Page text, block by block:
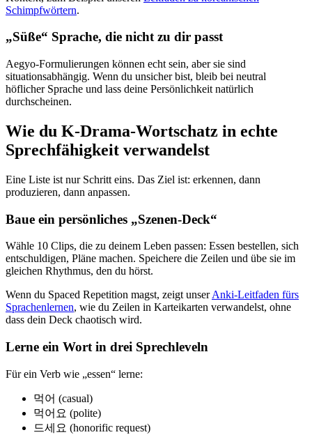
Schimpfwörtern.
„Süße“ Sprache, die nicht zu dir passt
Aegyo-Formulierungen können echt sein, aber sie sind
situationsabhängig. Wenn du unsicher bist, bleib bei neutral
höflicher Sprache und lass deine Persönlichkeit natürlich
durchscheinen.
Wie du K-Drama-Wortschatz in echte
Sprechfähigkeit verwandelst
Eine Liste ist nur Schritt eins. Das Ziel ist: erkennen, dann
produzieren, dann anpassen.
Baue ein persönliches „Szenen-Deck“
Wähle 10 Clips, die zu deinem Leben passen: Essen bestellen, sich
entschuldigen, Pläne machen. Speichere die Zeilen und übe sie im
gleichen Rhythmus, den du hörst.
Wenn du Spaced Repetition magst, zeigt unserAnki-Leitfaden fürs
Sprachenlernen, wie du Zeilen in Karteikarten verwandelst, ohne
dass dein Deck chaotisch wird.
Lerne ein Wort in drei Sprechleveln
Für ein Verb wie „essen“ lerne:
먹어 (casual)
먹어요 (polite)
드세요 (honorific request)